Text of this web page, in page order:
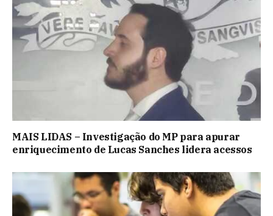
MAIS LIDAS – Investigação do MP para apurar
enriquecimento de Lucas Sanches lidera acessos